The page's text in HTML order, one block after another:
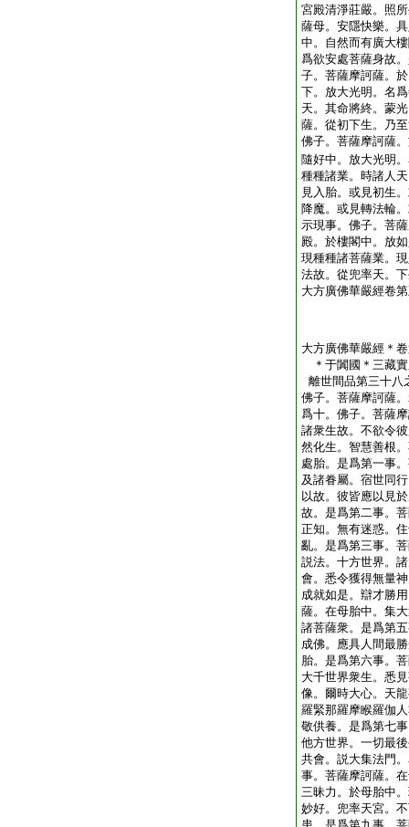
宮殿清淨莊嚴。照
薩母。安隱快樂。
中。自然而有廣大
爲欲安處菩薩身故
子。菩薩摩訶薩。
下。放大光明。名
天。其命將終。蒙
薩。從初下生。乃
佛子。菩薩摩訶薩
隨好中。放大光明
種種諸業。時諸人
見入胎。或見初生
降魔。或見轉法輪
示現事。佛子。菩
殿。於樓閣中。放
現種種諸菩薩業。
法故。從兜率天。
大方廣佛華嚴經卷
大方廣佛華嚴經＊
＊于闐國＊三藏
離世間品第三十八
佛子。菩薩摩訶薩
爲十。佛子。菩薩
諸衆生故。不欲令
然化生。智慧善根
處胎。是爲第一事
及諸眷屬。宿世同
以故。彼皆應以見
故。是爲第二事。
正知。無有迷惑。
亂。是爲第三事。
説法。十方世界。
會。悉令獲得無量
成就如是。辯才勝
薩。在母胎中。集
諸菩薩衆。是爲第
成佛。應具人間最
胎。是爲第六事。
大千世界衆生。悉
像。爾時大心。天
羅緊那羅摩睺羅伽
敬供養。是爲第七
他方世界。一切最
共會。説大集法門
事。菩薩摩訶薩。
三昧力。於母胎中
妙好。兜率天宮。